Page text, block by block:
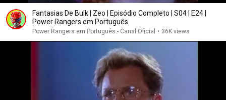
Fantasias De Bulk | Zeo | Episódio Completo | S04 | E24 |
Power Rangers em Português
Power Rangers em Português - Canal Oficial • 36K views